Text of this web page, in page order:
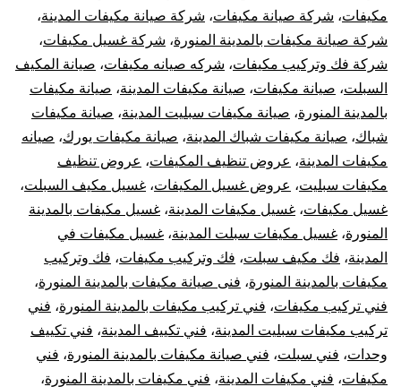
مكيفات، شركة صيانة مكيفات، شركة صيانة مكيفات المدينة،
شركة صيانة مكيفات بالمدينة المنورة، شركة غسيل مكيفات،
شركة فك وتركيب مكيفات، شركه صيانه مكيفات، صيانة المكيف
السبلت، صيانة مكيفات، صيانة مكيفات المدينة، صيانة مكيفات
بالمدينة المنورة، صيانة مكيفات سبليت المدينة، صيانة مكيفات
شباك، صيانة مكيفات شباك المدينة، صيانة مكيفات يورك، صيانه
مكيفات المدينة، عروض تنظيف المكيفات، عروض تنظيف
مكيفات سبليت، عروض غسيل المكيفات، غسيل مكيف السبلت،
غسيل مكيفات، غسيل مكيفات المدينة، غسيل مكيفات بالمدينة
المنورة، غسيل مكيفات سبلت المدينة، غسيل مكيفات في
المدينة، فك مكيف سبلت، فك وتركيب مكيفات، فك وتركيب
مكيفات بالمدينة المنورة، فنى صيانة مكيفات بالمدينة المنورة،
فني تركيب مكيفات، فني تركيب مكيفات بالمدينة المنورة، فني
تركيب مكيفات سبليت المدينة، فني تكييف المدينة، فني تكييف
وحدات، فني سبلت، فني صيانة مكيفات بالمدينة المنورة، فني
مكيفات، فني مكيفات المدينة، فني مكيفات بالمدينة المنورة،